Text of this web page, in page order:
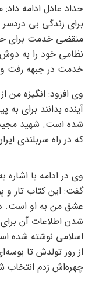
حداد عادل ادامه داد:
برای زندگی بی
منقضی خدمت برای
نظامی خود را به
خدمت در جبهه رفت
وی افزود: انگیزه من
آینده بدانند برای
که در راه سربلندی
وی در ادامه با
گفت: این کتاب تار
عشق من به او است. در
شدن اطلاعات آن برای
اسلامی نوشته شده
از روز تولدش تا
چهره‌اش زدم